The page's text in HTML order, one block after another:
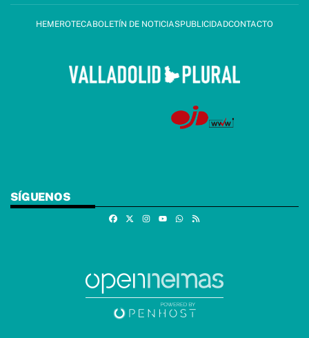
HEMEROTECABOLETÍN DE NOTICIASPUBLICIDADCONTACTO
SÍGUENOS
FacebookInstagramWhatsapp